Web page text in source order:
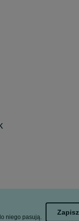
niego pasują.
Zapisz